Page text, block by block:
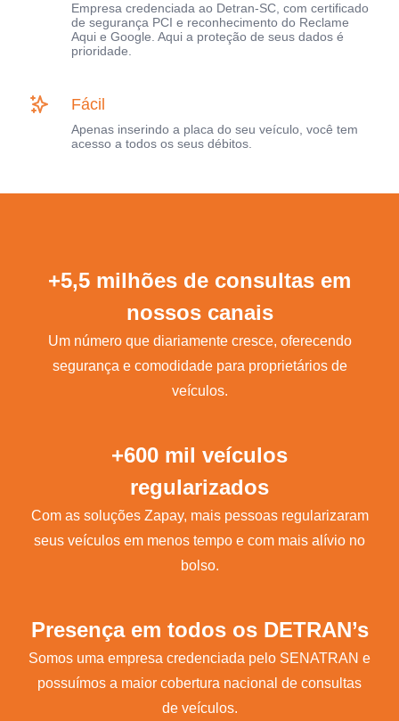
Empresa credenciada ao Detran-SC, com certificado
de segurança PCI e reconhecimento do Reclame
Aqui e Google. Aqui a proteção de seus dados é
prioridade.
Fácil
Apenas inserindo a placa do seu veículo, você tem
acesso a todos os seus débitos.
+5,5 milhões de consultas em
nossos canais
Um número que diariamente cresce, oferecendo
segurança e comodidade para proprietários de
veículos.
+600 mil veículos
regularizados
Com as soluções Zapay, mais pessoas regularizaram
seus veículos em menos tempo e com mais alívio no
bolso.
Presença em todos os DETRAN’s
Somos uma empresa credenciada pelo SENATRAN e
possuímos a maior cobertura nacional de consultas
de veículos.